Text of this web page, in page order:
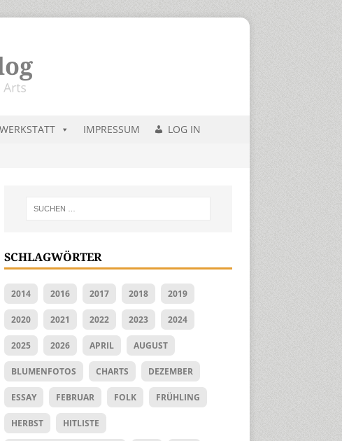
IMPRESSUM LOG IN
SCHLAGWÖRTER
2014 2016 2017 2018 2019
2020 2021 2022 2023 2024
2025 2026 APRIL AUGUST
BLUMENFOTOS CHARTS DEZEMBER
ESSAY FEBRUAR FOLK FRÜHLING
HERBST HITLISTE